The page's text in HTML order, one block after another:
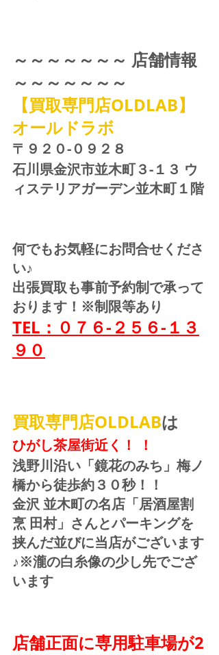
～～～～～～～ 店舗情報
～～～～～～～
【買取専門店OLDLAB】
オールドラボ
〒９２０-０９２８
石川県金沢市並木町３-１３ ウ
ィステリアガーデン並木町１階
何でもお気軽にお問合せくださ
い♪
出張買取も事前予約制で承って
おります！※制限等あり
TEL：０７６-２５６-１３
９０
買取専門店OLDLABは
ひがし茶屋街近く！ ！
浅野川沿い「鏡花のみち」梅ノ
橋から徒歩約３０秒！！
金沢 並木町の名店「居酒屋割
烹 田村」さんとパーキングを
挟んだ並びに当店がございます
♪※瀧の白糸像の少し先でござ
います
店舗正面に専用駐車場が2